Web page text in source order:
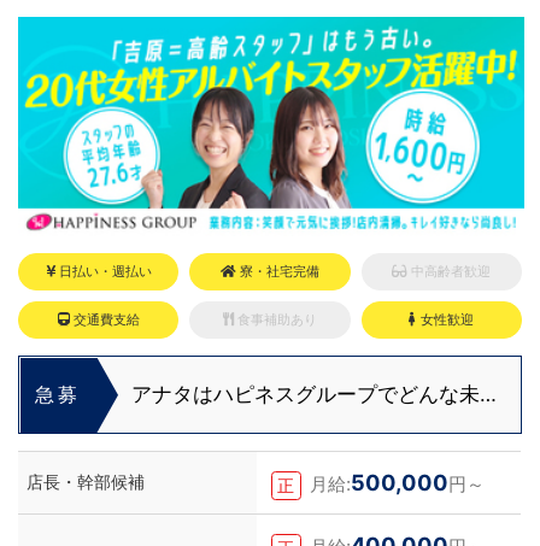
日払い・週払い 寮・社宅完備 中高齢者歓迎
交通費支給 食事補助あり 女性歓迎
急募
アナタはハピネスグループでどんな未来
店長・幹部候補 正 月給:500,000円～